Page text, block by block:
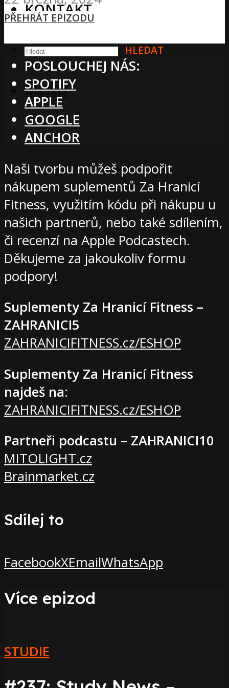
KONTAKT
HLEDAT
MENU
PŘEHRÁT EPIZODU
POSLOUCHEJ NÁS:
SPOTIFY
APPLE
GOOGLE
ANCHOR
Naši tvorbu můžeš podpořit
nákupem suplementů Za Hranicí
Fitness, využitím kódu při nákupu u
našich partnerů, nebo také sdílením,
či recenzí na Apple Podcastech.
Děkujeme za jakoukoliv formu
podpory!
Suplementy Za Hranicí Fitness –
ZAHRANICI5
ZAHRANICIFITNESS.cz/ESHOP
Suplementy Za Hranicí Fitness
najdeš na:
ZAHRANICIFITNESS.cz/ESHOP
Partneři podcastu – ZAHRANICI10
MITOLIGHT.cz
Brainmarket.cz
Sdílej to
FacebookXEmailWhatsApp
Více epizod
STUDIE